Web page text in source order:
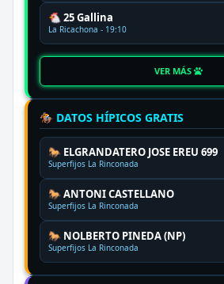
🐔 25 Gallina
La Ricachona - 19:10
VER MÁS
🏇 DATOS HÍPICOS GRATIS
🐎 ELGRANDATERO JOSE EREU 699
Superfijos La Rinconada
🐎 ANTONI CASTELLANO
Superfijos La Rinconada
🐎 NOLBERTO PINEDA (NP)
Superfijos La Rinconada